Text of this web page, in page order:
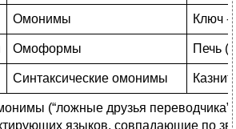
Омонимы Ключ -
Омоформы Печь
Синтаксические омонимы
(“ложные друзья переводчика”)
языков, совпадающие по